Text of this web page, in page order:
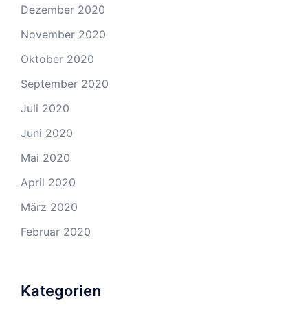
Dezember 2020
November 2020
Oktober 2020
September 2020
Juli 2020
Juni 2020
Mai 2020
April 2020
März 2020
Februar 2020
Kategorien